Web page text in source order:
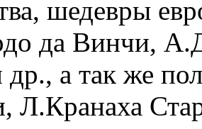
шедевры
да Винчи,
а так же
Л.Кранаха